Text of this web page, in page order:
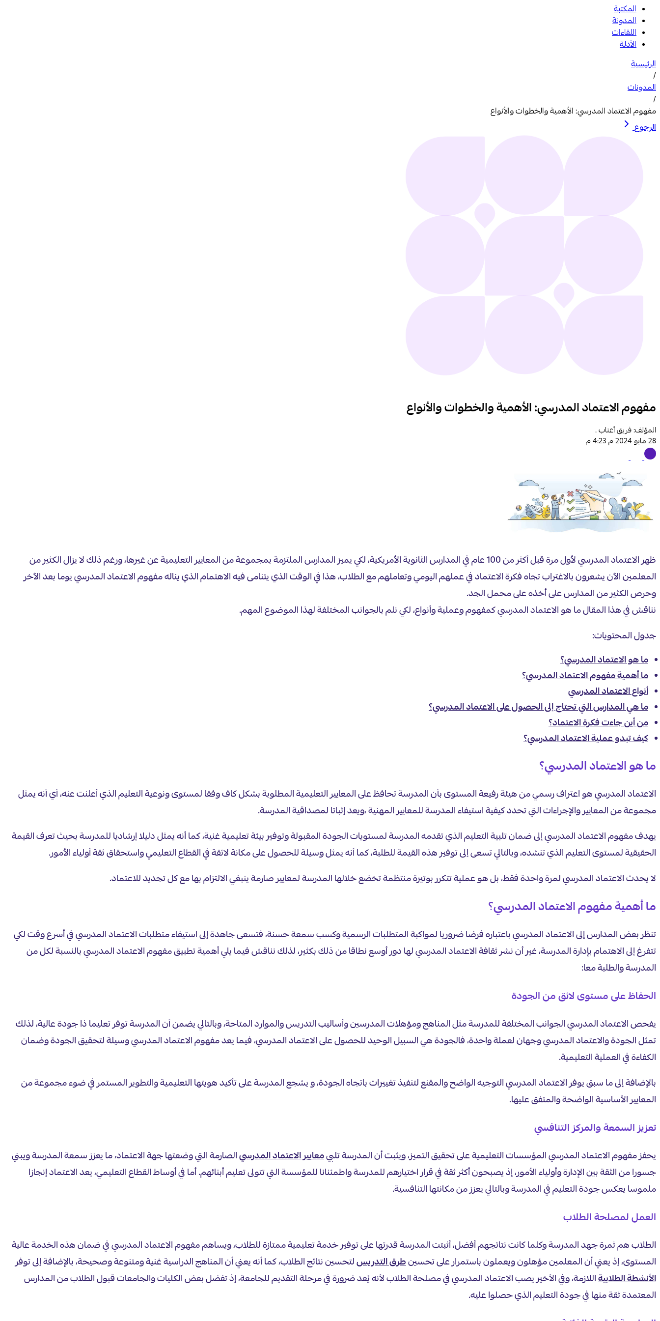
المكتبة
المدونة
اللقاءات
الأدلة
الرئيسية
/
المدونات
/
مفهوم الاعتماد المدرسي: الأهمية والخطوات والأنواع
الرجوع
مفهوم الاعتماد المدرسي: الأهمية والخطوات والأنواع
المؤلف: فريق أعناب .
28 مايو 2024 م 4:23 م
ظهر الاعتماد المدرسي لأول مرة قبل أكثر من 100 عام في المدارس الثانوية الأمريكية، لكي يميز المدارس الملتزمة بمجموعة من المعايير التعليمية عن غيرها، ورغم ذلك لا يزال الكثير من
المعلمين الآن يشعرون بالاغتراب تجاه فكرة الاعتماد في عملهم اليومي وتعاملهم مع الطلاب، هذا في الوقت الذي يتنامى فيه الاهتمام الذي يناله مفهوم الاعتماد المدرسي يوما بعد الآخر
وحرص الكثير من المدارس على أخذه على محمل الجد.
نناقش في هذا المقال ما هو الاعتماد المدرسي كمفهوم وعملية وأنواع، لكي نلم بالجوانب المختلفة لهذا الموضوع المهم.
جدول المحتويات:
ما هو الاعتماد المدرسي؟
ما أهمية مفهوم الاعتماد المدرسي؟
أنواع الاعتماد المدرسي
ما هي المدارس التي تحتاج إلى الحصول على الاعتماد المدرسي؟
من أين جاءت فكرة الاعتماد؟
كيف تبدو عملية الاعتماد المدرسي؟
ما هو الاعتماد المدرسي؟
الاعتماد المدرسي هو اعتراف رسمي من هيئة رفيعة المستوى بأن المدرسة تحافظ على المعايير التعليمية المطلوبة بشكل كاف وفقا لمستوى ونوعية التعليم الذي أعلنت عنه، أي أنه يمثل
مجموعة من المعايير والإجراءات التي تحدد كيفية استيفاء المدرسة للمعايير المهنية ،ويعد إثباتا لمصداقية المدرسة.
يهدف مفهوم الاعتماد المدرسي إلى ضمان تلبية التعليم الذي تقدمه المدرسة لمستويات الجودة المقبولة وتوفير بيئة تعليمية غنية، كما أنه يمثل دليلا إرشاديا للمدرسة بحيث تعرف القيمة
الحقيقية لمستوى التعليم الذي تنشده، وبالتالي تسعى إلى توفير هذه القيمة للطلبة، كما أنه يمثل وسيلة للحصول على مكانة لائقة في القطاع التعليمي واستحقاق ثقة أولياء الأمور.
لا يحدث الاعتماد المدرسي لمرة واحدة فقط، بل هو عملية تتكرر بوتيرة منتظمة تخضع خلالها المدرسة لمعايير صارمة ينبغي الالتزام بها مع كل تجديد للاعتماد.
ما أهمية مفهوم الاعتماد المدرسي؟
تنظر بعض المدارس إلى الاعتماد المدرسي باعتباره فرضا ضروريا لمواكبة المتطلبات الرسمية وكسب سمعة حسنة، فتسعى جاهدة إلى استيفاء متطلبات الاعتماد المدرسي في أسرع وقت لكي
تتفرغ إلى الاهتمام بإدارة المدرسة، غير أن نشر ثقافة الاعتماد المدرسي لها دور أوسع نطاقا من ذلك بكثير، لذلك نناقش فيما يلي أهمية تطبيق مفهوم الاعتماد المدرسي بالنسبة لكل من
المدرسة والطلبة معا:
الحفاظ على مستوى لائق من الجودة
يفحص الاعتماد المدرسي الجوانب المختلفة للمدرسة مثل المناهج ومؤهلات المدرسين وأساليب التدريس والموارد المتاحة، وبالتالي يضمن أن المدرسة توفر تعليما ذا جودة عالية، لذلك
تمثل الجودة والاعتماد المدرسي وجهان لعملة واحدة، فالجودة هي السبيل الوحيد للحصول على الاعتماد المدرسي، فيما يعد مفهوم الاعتماد المدرسي وسيلة لتحقيق الجودة وضمان
الكفاءة في العملية التعليمية.
بالإضافة إلى ما سبق يوفر الاعتماد المدرسي التوجيه الواضح والمقنع لتنفيذ تغييرات باتجاه الجودة، و يشجع المدرسة على تأكيد هويتها التعليمية والتطوير المستمر في ضوء مجموعة من
المعايير الأساسية الواضحة والمتفق عليها.
تعزيز السمعة والمركز التنافسي
يحفز مفهوم الاعتماد المدرسي المؤسسات التعليمية على تحقيق التميز، ويثبت أن المدرسة تلبيمعايير الاعتماد المدرسيالصارمة التي وضعتها جهة الاعتماد، ما يعزز سمعة المدرسة ويبني
جسورا من الثقة بين الإدارة وأولياء الأمور، إذ يصبحون أكثر ثقة في قرار اختيارهم للمدرسة واطمئنانا للمؤسسة التي تتولى تعليم أبنائهم. أما في أوساط القطاع التعليمي، يعد الاعتماد إنجازا
ملموسا يعكس جودة التعليم في المدرسة وبالتالي يعزز من مكانتها التنافسية.
العمل لمصلحة الطلاب
الطلاب هم ثمرة جهد المدرسة وكلما كانت نتائجهم أفضل، أثبتت المدرسة قدرتها على توفير خدمة تعليمية ممتازة للطلاب، ويساهم مفهوم الاعتماد المدرسي في ضمان هذه الخدمة عالية
المستوى، إذ يعني أن المعلمين مؤهلون ويعملون باستمرار على تحسينطرق التدريسلتحسين نتائج الطلاب، كما أنه يعني أن المناهج الدراسية غنية ومتنوعة وصحيحة، بالإضافة إلى توفر
الأنشطة الطلابيةاللازمة، وفي الأخير يصب الاعتماد المدرسي في مصلحة الطلاب لأنه يُعد ضرورة في مرحلة التقديم للجامعة، إذ تفضل بعض الكليات والجامعات قبول الطلاب من المدارس
المعتمدة ثقة منها في جودة التعليم الذي حصلوا عليه.